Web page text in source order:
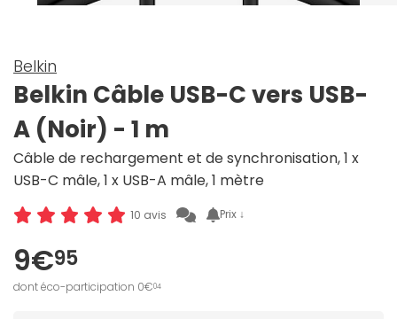
Belkin
Belkin Câble USB-C vers USB-
A (Noir) - 1 m
Câble de rechargement et de synchronisation, 1 x
USB-C mâle, 1 x USB-A mâle, 1 mètre
10 avis Prix ↓
9€95
dont éco-participation 0€04